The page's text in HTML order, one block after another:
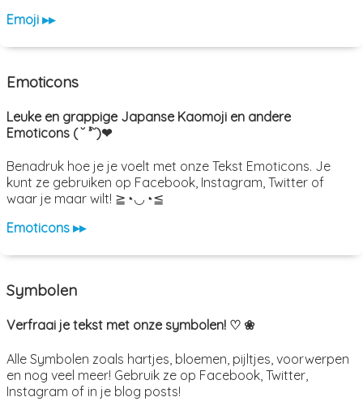
Emoji ▸▸
Emoticons
Leuke en grappige Japanse Kaomoji en andere
Emoticons ( ˘ ³˘)❤
Benadruk hoe je je voelt met onze Tekst Emoticons. Je
kunt ze gebruiken op Facebook, Instagram, Twitter of
waar je maar wilt! ≧◔◡◔≦
Emoticons ▸▸
Symbolen
Verfraai je tekst met onze symbolen! ♡ ❀
Alle Symbolen zoals hartjes, bloemen, pijltjes, voorwerpen
en nog veel meer! Gebruik ze op Facebook, Twitter,
Instagram of in je blog posts!